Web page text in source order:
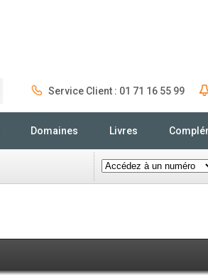
Service Client : 01 71 16 55 99
Domaines Livres